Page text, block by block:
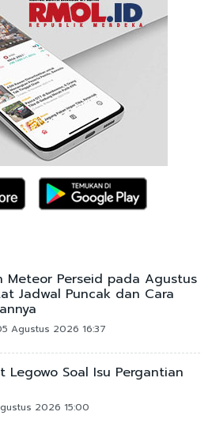
Meteor Perseid pada Agustus
Jadwal Puncak dan Cara
Agustus 2026 16:37
Legowo Soal Isu Pergantian
2026 15:00